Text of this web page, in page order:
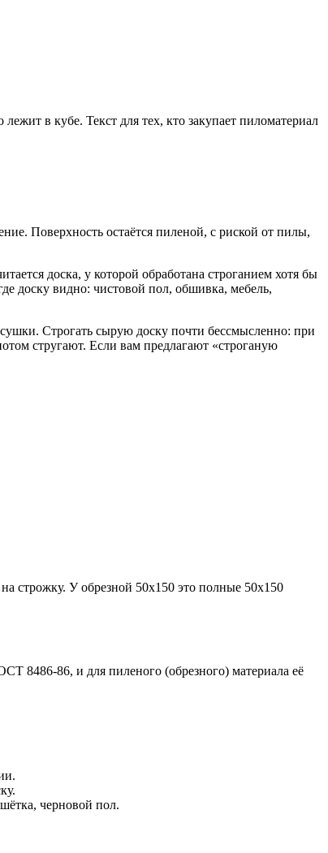
в кубе. Текст для тех, кто закупает пиломатериал
Поверхность остаётся пиленой, с риской от пилы,
доска, у которой обработана строганием хотя бы
доску видно: чистовой пол, обшивка, мебель,
Строгать сырую доску почти бессмысленно: при
стругают. Если вам предлагают «строганую
строжку. У обрезной 50х150 это полные 50х150
8486-86, и для пиленого (обрезного) материала её
черновой пол.